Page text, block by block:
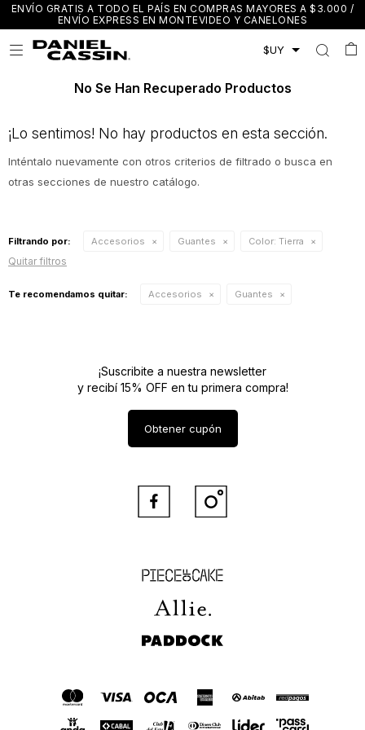
ENVÍO GRATIS A TODO EL PAÍS EN COMPRAS MAYORES A $3.000 /
ENVÍO EXPRESS EN MONTEVIDEO Y CANELONES

No Se Han Recuperado Productos
¡Lo sentimos! No hay productos en esta sección.
Inténtalo nuevamente con otros criterios de filtrado o busca en
otras secciones de nuestro catálogo.
Filtrando por: Accesorios Guantes Color: Tierra
Quitar filtros
Te recomendamos quitar: Accesorios Guantes
Piece of Cake
Allie
Paddock
¡Suscribite a nuestra newsletter
y recibí 15% OFF en tu primera compra!
Obtener cupón
 